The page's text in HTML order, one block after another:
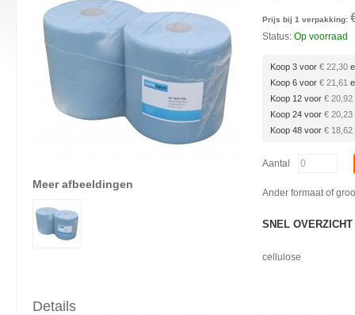
Prijs bij 1 verpakking:
Status: Op voorraad
Koop 3 voor € 22,30
Koop 6 voor € 21,61
Koop 12 voor € 20,92
Koop 24 voor € 20,23
Koop 48 voor € 18,62
Aantal
Ander formaat of
SNEL OVERZICHT
cellulose
Meer afbeeldingen
Details